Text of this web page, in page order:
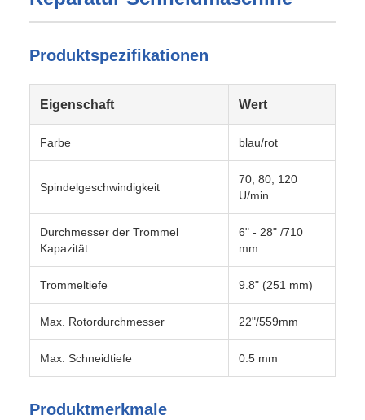
Produktspezifikationen
Eigenschaft Wert
Farbe blau/rot
Spindelgeschwindigkeit
70, 80, 120
U/min
Durchmesser der Trommel
Kapazität
6" - 28" /710
mm
Trommeltiefe 9.8" (251 mm)
Max. Rotordurchmesser 22"/559mm
Max. Schneidtiefe 0.5 mm
Produktmerkmale